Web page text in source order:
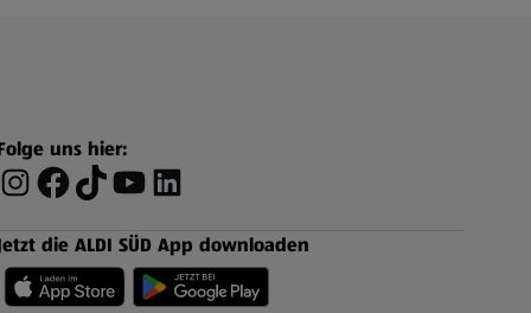
uns hier:
die ALDI SÜD App downloaden